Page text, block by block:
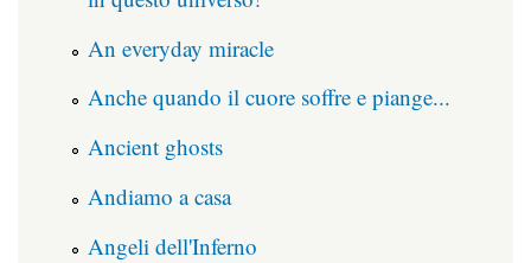
An everyday miracle
Anche quando il cuore soffre e piange...
Ancient ghosts
Andiamo a casa
Angeli dell'Inferno